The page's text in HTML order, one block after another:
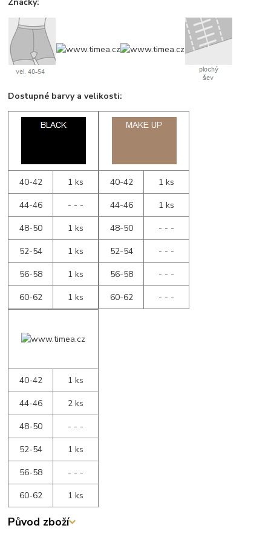
Značky:
Dostupné barvy a velikosti:
40-42
1 ks
44-46
- - -
48-50
1 ks
52-54
1 ks
56-58
1 ks
60-62
1 ks
40-42
1 ks
44-46
1 ks
48-50
- - -
52-54
- - -
56-58
- - -
60-62
- - -
40-42
1 ks
44-46
2 ks
48-50
- - -
52-54
1 ks
56-58
- - -
60-62
1 ks
Původ zboží